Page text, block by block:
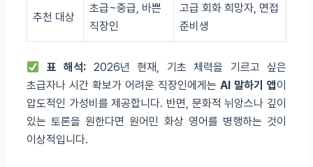
추천 대상
초급~중급, 바쁜
직장인
고급 회화 희망자, 면접
준비생
표 해석: 2026년 현재, 기초 체력을 기르고 싶은
초급자나 시간 확보가 어려운 직장인에게는 AI 말하기 앱이
압도적인 가성비를 제공합니다. 반면, 문화적 뉘앙스나 깊이
있는 토론을 원한다면 원어민 화상 영어를 병행하는 것이
이상적입니다.